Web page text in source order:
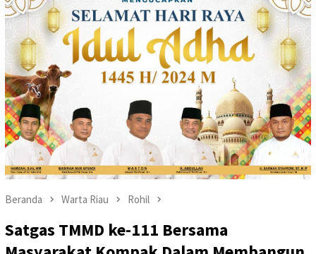
Beranda Warta Riau Rohil
Satgas TMMD ke-111 Bersama